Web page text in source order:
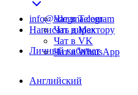
Чат в Telegram
Чат в Max
Чат в VK
Чат в WhatsApp
info@adegma.com
Написать директору
Личный кабинет
Английский